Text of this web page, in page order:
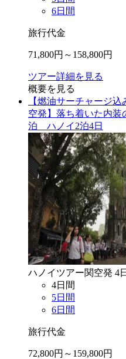
6日間
旅行代金
71,800円～ 158,800円
ツアー詳細を見る
概要を見る
【燃油サーチャージ
空発】落ち着いた内装
泊 ハノイ2泊4日
ハノイ ツアー関空発 4
4日間
5日間
6日間
旅行代金
72,800円～ 159,800円